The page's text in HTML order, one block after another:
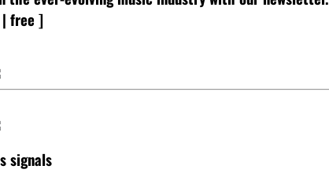
free ]
signals